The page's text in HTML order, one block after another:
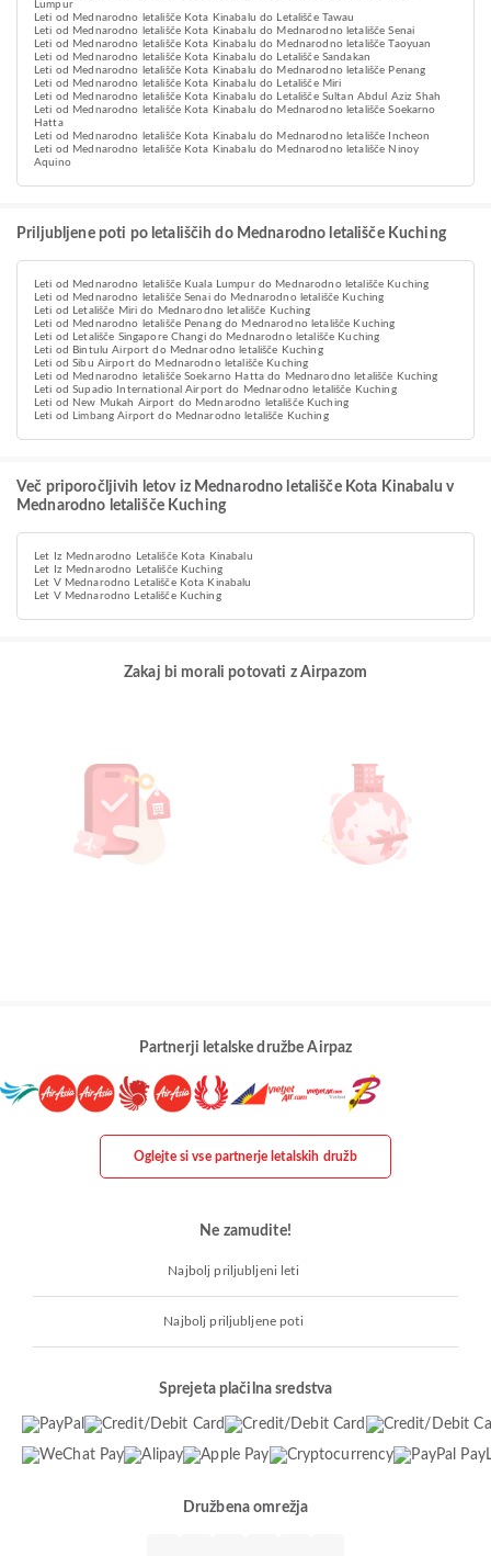
Lumpur
Leti od Mednarodno letališče Kota Kinabalu do Letališče Tawau
Leti od Mednarodno letališče Kota Kinabalu do Mednarodno letališče Senai
Leti od Mednarodno letališče Kota Kinabalu do Mednarodno letališče Taoyuan
Leti od Mednarodno letališče Kota Kinabalu do Letališče Sandakan
Leti od Mednarodno letališče Kota Kinabalu do Mednarodno letališče Penang
Leti od Mednarodno letališče Kota Kinabalu do Letališče Miri
Leti od Mednarodno letališče Kota Kinabalu do Letališče Sultan Abdul Aziz Shah
Leti od Mednarodno letališče Kota Kinabalu do Mednarodno letališče Soekarno
Hatta
Leti od Mednarodno letališče Kota Kinabalu do Mednarodno letališče Incheon
Leti od Mednarodno letališče Kota Kinabalu do Mednarodno letališče Ninoy
Aquino
Priljubljene poti po letališčih do Mednarodno letališče Kuching
Leti od Mednarodno letališče Kuala Lumpur do Mednarodno letališče Kuching
Leti od Mednarodno letališče Senai do Mednarodno letališče Kuching
Leti od Letališče Miri do Mednarodno letališče Kuching
Leti od Mednarodno letališče Penang do Mednarodno letališče Kuching
Leti od Letališče Singapore Changi do Mednarodno letališče Kuching
Leti od Bintulu Airport do Mednarodno letališče Kuching
Leti od Sibu Airport do Mednarodno letališče Kuching
Leti od Mednarodno letališče Soekarno Hatta do Mednarodno letališče Kuching
Leti od Supadio International Airport do Mednarodno letališče Kuching
Leti od New Mukah Airport do Mednarodno letališče Kuching
Leti od Limbang Airport do Mednarodno letališče Kuching
Več priporočljivih letov iz Mednarodno letališče Kota Kinabalu v
Mednarodno letališče Kuching
Let Iz Mednarodno Letališče Kota Kinabalu
Let Iz Mednarodno Letališče Kuching
Let V Mednarodno Letališče Kota Kinabalu
Let V Mednarodno Letališče Kuching
Zakaj bi morali potovati z Airpazom
Partnerji letalske družbe Airpaz
Oglejte si vse partnerje letalskih družb
Ne zamudite!
Najbolj priljubljeni leti
Najbolj priljubljene poti
Sprejeta plačilna sredstva
Družbena omrežja